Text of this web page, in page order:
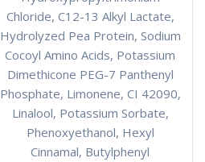
Chloride, C12-13 Alkyl Lactate,
Hydrolyzed Pea Protein, Sodium
Cocoyl Amino Acids, Potassium
Dimethicone PEG-7 Panthenyl
Phosphate, Limonene, CI 42090,
Linalool, Potassium Sorbate,
Phenoxyethanol, Hexyl
Cinnamal, Butylphenyl